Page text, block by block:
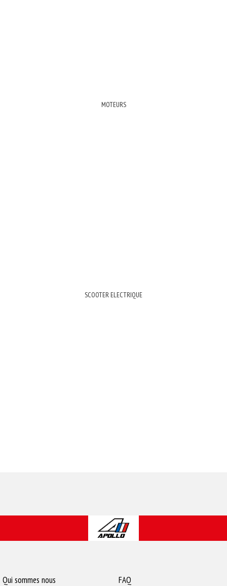
MOTEURS
SCOOTER ELECTRIQUE
Qui sommes nous FAQ